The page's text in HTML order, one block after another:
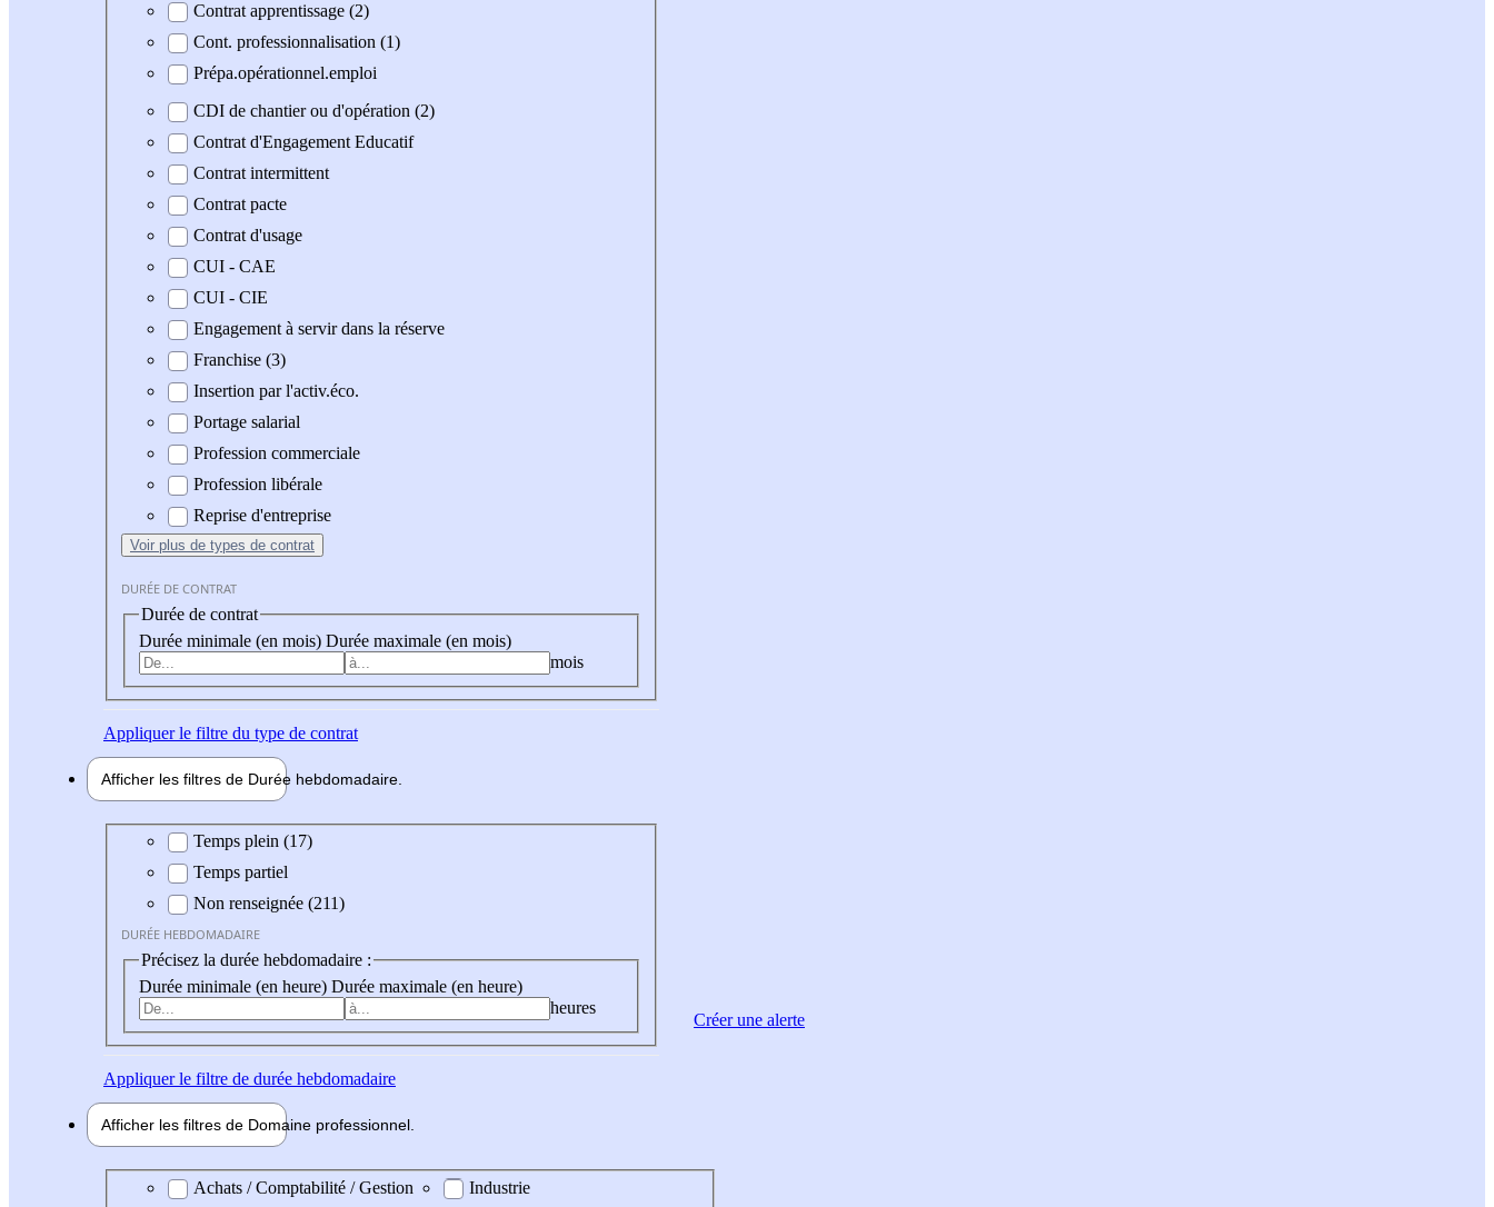
Contrat apprentissage (2)
Cont. professionnalisation (1)
Prépa.opérationnel.emploi
CDI de chantier ou d'opération (2)
Contrat d'Engagement Educatif
Contrat intermittent
Contrat pacte
Contrat d'usage
CUI - CAE
CUI - CIE
Engagement à servir dans la réserve
Franchise (3)
Insertion par l'activ.éco.
Portage salarial
Profession commerciale
Profession libérale
Reprise d'entreprise
Voir plus de types de contrat
DURÉE DE CONTRAT
Durée de contrat
Durée minimale (en mois) Durée maximale (en mois)
mois
Appliquerle filtre du type de contrat
Afficher les filtres de Durée hebdomadaire
Durée hebdomadaire
Temps plein (17)
Temps partiel
Non renseignée (211)
DURÉE HEBDOMADAIRE
Précisez la durée hebdomadaire :
Durée minimale (en heure) Durée maximale (en heure)
heures
Appliquerle filtre de durée hebdomadaire
Afficher les filtres de Domaine professionnel
Domaine professionel
Achats / Comptabilité / Gestion
Industrie
Créer une alerte